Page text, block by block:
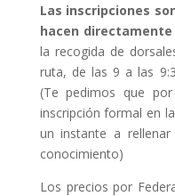
Las inscripciones
hacen directamente
la recogida de
ruta, de las 9 a las
(Te pedimos que
inscripción formal en
un instante a
conocimiento)
Los precios por